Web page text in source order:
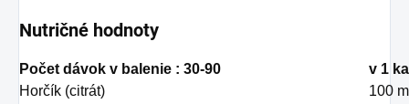
Nutričné hodnoty
Počet dávok v balenie : 30-90
v 1
Horčík (citrát)
100